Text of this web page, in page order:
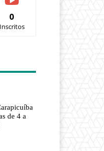
0
Inscritos
de 4 a